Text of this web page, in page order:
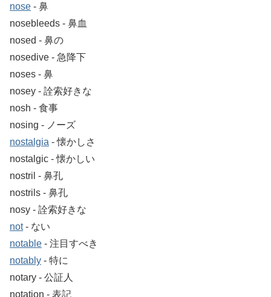
nose ‐ 鼻
nosebleeds ‐ 鼻血
nosed ‐ 鼻の
nosedive ‐ 急降下
noses ‐ 鼻
nosey ‐ 詮索好きな
nosh ‐ 食事
nosing ‐ ノーズ
nostalgia ‐ 懐かしさ
nostalgic ‐ 懐かしい
nostril ‐ 鼻孔
nostrils ‐ 鼻孔
nosy ‐ 詮索好きな
not‐ ない
notable ‐ 注目すべき
notably ‐ 特に
notary ‐ 公証人
notation ‐ 表記